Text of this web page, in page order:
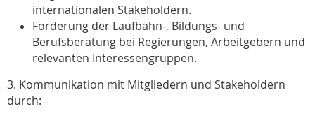
internationalen Stakeholdern.
Förderung der Laufbahn-, Bildungs- und
Berufsberatung bei Regierungen, Arbeitgebern und
relevanten Interessengruppen.
3. Kommunikation mit Mitgliedern und Stakeholdern
durch: